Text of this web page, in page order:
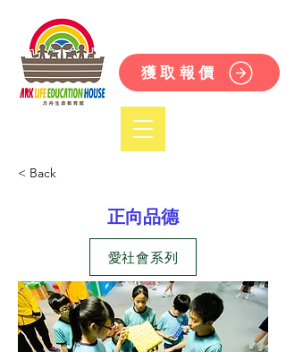
獲取報價
< Back
正向品德
愛社會系列